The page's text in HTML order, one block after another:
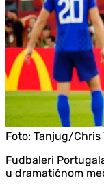
Foto: Tanjug/Chris
Fudbaleri
u dramatičnom